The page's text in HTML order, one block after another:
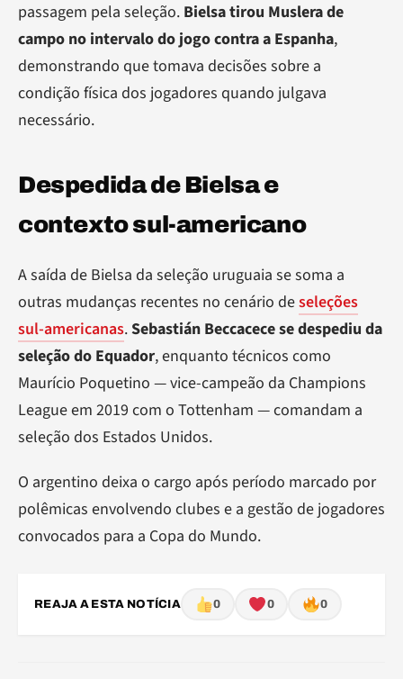
passagem pela seleção. Bielsa tirou Muslera de
campo no intervalo do jogo contra a Espanha,
demonstrando que tomava decisões sobre a
condição física dos jogadores quando julgava
necessário.
Despedida de Bielsa e
contexto sul-americano
A saída de Bielsa da seleção uruguaia se soma a
outras mudanças recentes no cenário deseleções
sul-americanas.Sebastián Beccacece se despediu da
seleção do Equador, enquanto técnicos como
Maurício Poquetino — vice-campeão da Champions
League em 2019 com o Tottenham — comandam a
seleção dos Estados Unidos.
O argentino deixa o cargo após período marcado por
polêmicas envolvendo clubes e a gestão de jogadores
convocados para a Copa do Mundo.
REAJA A ESTA NOTÍCIA 0 0 0